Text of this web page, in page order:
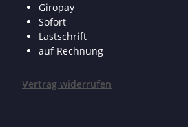
Giropay
Sofort
Lastschrift
auf Rechnung
Vertrag widerrufen